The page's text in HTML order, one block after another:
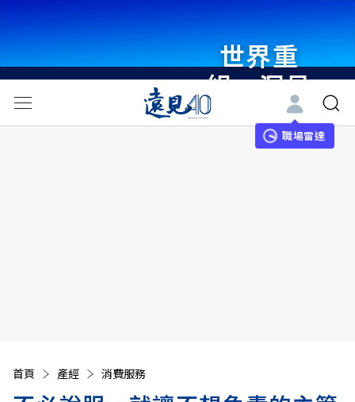
世界重
組・洞見
未來 與
世界領袖
職場雷達
首頁 產經 消費服務